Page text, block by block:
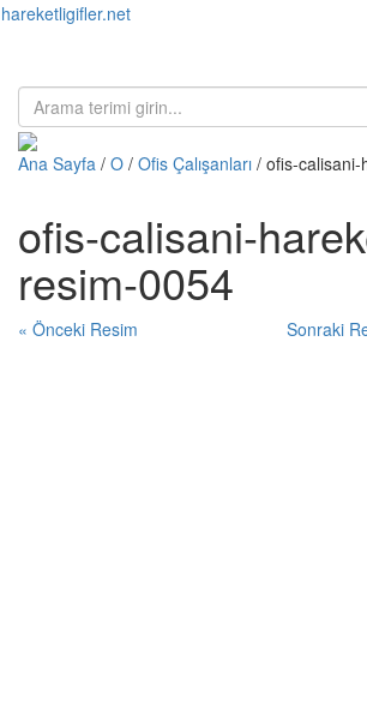
hareketligifler.net
Ana Sayfa / O / Ofis Çalışanları / ofis-
ofis-calisani-
resim-0054
« Önceki Resim Sonraki